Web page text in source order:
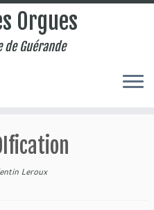
Orgues
de Guérande
Leroux